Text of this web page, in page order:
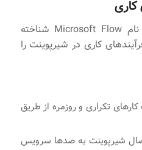
کاری
Power Automate (قبلاً با نام Microsoft Flow شناخته
کاری در شیرپوینت را
تکراری و روزمره از طریق
شیرپوینت به صدها سرویس